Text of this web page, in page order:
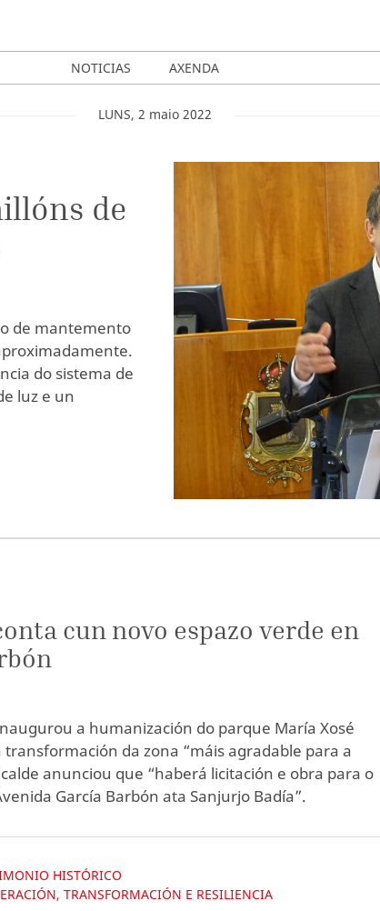
NOTICIAS AXENDA
LUNS, 2 maio 2022
de
de mantemento
do sistema de
luz e un
cun novo espazo verde en
a humanización do parque María Xosé
transformación da zona “máis agradable para a
anunciou que “haberá licitación e obra para o
García Barbón ata Sanjurjo Badía”.
HISTÓRICO
TRANSFORMACIÓN E RESILIENCIA